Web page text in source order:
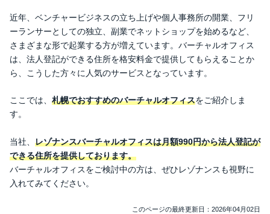
近年、ベンチャービジネスの立ち上げや個人事務所の開業、フリ
ーランサーとしての独立、副業でネットショップを始めるなど、
さまざまな形で起業する方が増えています。バーチャルオフィス
は、法人登記ができる住所を格安料金で提供してもらえることか
ら、こうした方々に人気のサービスとなっています。
ここでは、 札幌でおすすめのバーチャルオフィスをご紹介しま
す。
当社、 レゾナンスバーチャルオフィスは月額990円から法人登記が
できる住所を提供しております。
バーチャルオフィスをご検討中の方は、ぜひレゾナンスも視野に
入れてみてください。
このページの最終更新日：2026年04月02日